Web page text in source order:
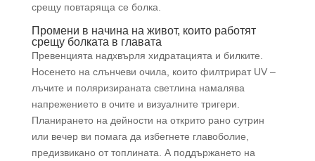
срещу повтаряща се болка.
Промени в начина на живот, които работят
срещу болката в главата
Превенцията надхвърля хидратацията и билките.
Носенето на слънчеви очила, които филтрират UV –
лъчите и поляризираната светлина намалява
напрежението в очите и визуалните тригери.
Планирането на дейности на открито рано сутрин
или вечер ви помага да избегнете главоболие,
предизвикано от топлината. А поддържането на